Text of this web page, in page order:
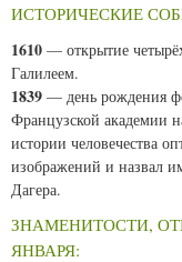
ИСТОРИЧЕСКИЕ
1610 — открытие
Галилеем.
1839 — день рождения
Французской академии
истории человечества
изображений и назвал
Дагера.
ЗНАМЕНИТОСТИ,
ЯНВАРЯ: